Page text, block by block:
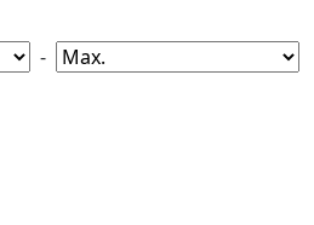
-